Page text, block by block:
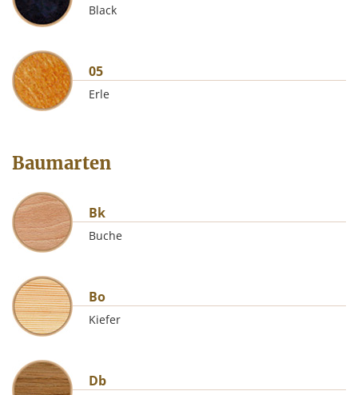
Black
05
Erle
Baumarten
Bk
Buche
Bo
Kiefer
Db